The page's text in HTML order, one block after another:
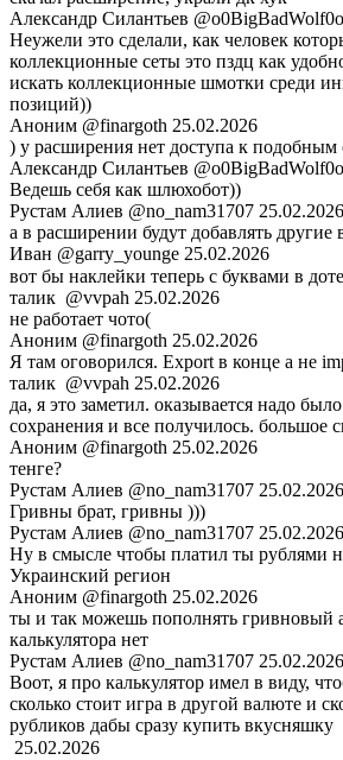
Александр Силантьев @o0BigBadWolf0o
Неужели это сделали, как человек
коллекционные сеты это пздц как
искать коллекционные шмотки среди
позиций))
Аноним @finargoth 25.02.2026
) у расширения нет доступа к подобным
Александр Силантьев @o0BigBadWolf0o
Ведешь себя как шлюхобот))
Рустам Алиев @no_nam31707 25.02.2026
а в расширении будут добавлять
Иван @garry_younge 25.02.2026
вот бы наклейки теперь с буквами в
талик ­­ @vvpah 25.02.2026
не работает чото(
Аноним @finargoth 25.02.2026
Я там оговорился. Export в конце а не
талик ­­ @vvpah 25.02.2026
да, я это заметил. оказывается надо
сохранения и все получилось. большое
Аноним @finargoth 25.02.2026
тенге?
Рустам Алиев @no_nam31707 25.02.2026
Гривны брат, гривны )))
Рустам Алиев @no_nam31707 25.02.2026
Ну в смысле чтобы платил ты рублями
Украинский регион
Аноним @finargoth 25.02.2026
ты и так можешь пополнять гривновый
калькулятора нет
Рустам Алиев @no_nam31707 25.02.2026
Воот, я про калькулятор имел в виду,
сколько стоит игра в другой валюте и
рубликов дабы сразу купить вкусняшку
25.02.2026